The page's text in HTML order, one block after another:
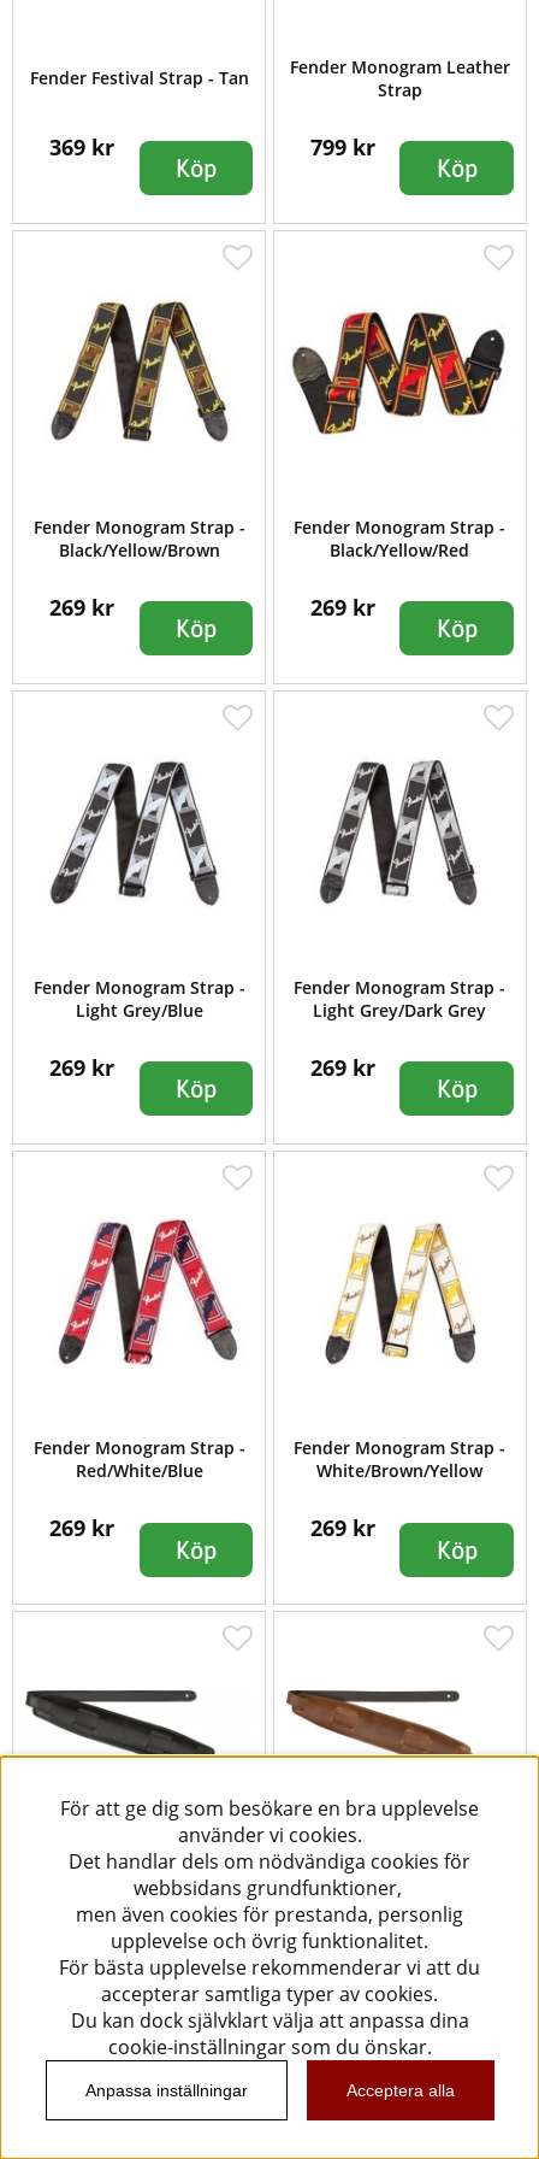
Fender Festival Strap - Tan
369 kr
Köp
Fender Monogram Leather
Strap
799 kr
Köp
Fender Monogram Strap -
Black/Yellow/Brown
269 kr
Köp
Fender Monogram Strap -
Black/Yellow/Red
269 kr
Köp
Fender Monogram Strap -
Light Grey/Blue
269 kr
Köp
Fender Monogram Strap -
Light Grey/Dark Grey
269 kr
Köp
Fender Monogram Strap -
Red/White/Blue
269 kr
Köp
Fender Monogram Strap -
White/Brown/Yellow
269 kr
Köp
Fender Mustang Saddle
Strap - Black
799 kr
Köp
Fender Mustang Saddle
Strap - Cognac
729 kr
Köp
För att ge dig som besökare en bra upplevelse
använder vi cookies.
Det handlar dels om nödvändiga cookies för
webbsidans grundfunktioner,
men även cookies för prestanda, personlig
upplevelse och övrig funktionalitet.
För bästa upplevelse rekommenderar vi att du
accepterar samtliga typer av cookies.
Du kan dock självklart välja att anpassa dina
cookie-inställningar som du önskar.
Anpassa inställningar Acceptera alla